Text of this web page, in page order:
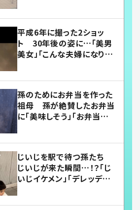
平成6年に撮った2ショッ
ト 30年後の姿に…「美男
美女」「こんな夫婦になりた
孫のためにお弁当を作った
祖母 孫が絶賛したお弁当
に「美味しそう」「お弁当すご
じいじを駅で待つ孫たち
じいじが来た瞬間…！？「じ
いじイケメン」「デレッデレ」